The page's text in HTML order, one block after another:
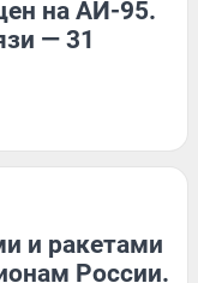
на АИ-95.
— 31
и ракетами
России.